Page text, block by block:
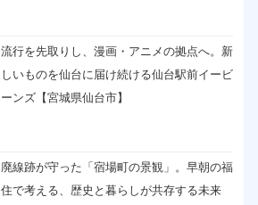
流行を先取りし、漫画・アニメの拠点へ。新
しいものを仙台に届け続ける仙台駅前イービ
ーンズ【宮城県仙台市】
廃線跡が守った「宿場町の景観」。早朝の福
住で考える、歴史と暮らしが共存する未来